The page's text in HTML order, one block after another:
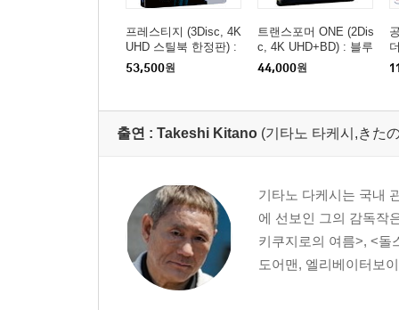
프레스티지 (3Disc, 4K
UHD 스틸북 한정판) :
블루레이
53,500원
트랜스포머 ONE (2Dis
c, 4K UHD+BD) : 블루
레이
44,000원
출연 : Takeshi Kitano (기타노 타케시,きた
기타노 다케시는 국내
에 선보인 그의 감독작
키쿠지로의 여름>, <돌
도어맨, 엘리베이터보